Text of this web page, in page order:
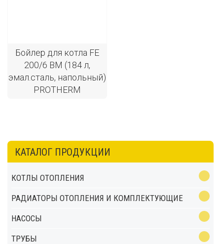
Бойлер для котла FE
200/6 BM (184 л,
эмал.сталь, напольный)
PROTHERM
КАТАЛОГ ПРОДУКЦИИ
КОТЛЫ ОТОПЛЕНИЯ
РАДИАТОРЫ ОТОПЛЕНИЯ И КОМПЛЕКТУЮЩИЕ
НАСОСЫ
ТРУБЫ